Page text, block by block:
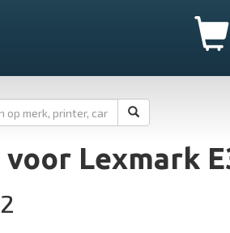
Lexmark